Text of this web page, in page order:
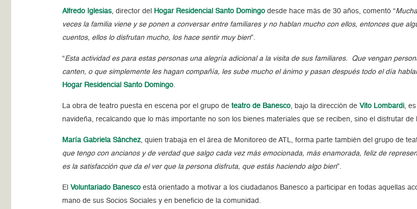
Alfredo Iglesias , director del Hogar Residencial Santo Domingo desde hace más de 30 años, comentó “
veces la familia viene y se ponen a conversar entre familiares y no hablan mucho con ellos, entonces que
cuentos, ellos lo disfrutan mucho, los hace sentir muy bien”.
“Esta actividad es para estas personas una alegría adicional a la visita de sus familiares. Que vengan
canten, o que simplemente les hagan compañía, les sube mucho el ánimo y pasan después todo el día
Hogar Residencial Santo Domingo
La obra de teatro puesta en escena por el grupo deteatro de Banesco , bajo la dirección deVito Lombardi ,
navideña, recalcando que lo más importante no son los bienes materiales que se reciben, sino el disfrutar de
María Gabriela Sánchez , quien trabaja en el área de Monitoreo de ATL, forma parte también del grupo de
que tengo con ancianos y de verdad que salgo cada vez más emocionada, más enamorada, feliz de
es la satisfacción que da el ver que la persona disfruta, que estás haciendo algo bien”.
ElVoluntariado Banesco está orientado a motivar a los ciudadanos Banesco a participar en todas aquellas
mano de sus Socios Sociales y en beneficio de la comunidad.